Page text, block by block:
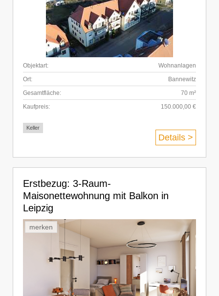
Objektart:
Wohnanlagen
Ort:
Bannewitz
Gesamtfläche:
70 m²
Kaufpreis:
150.000,00 €
Keller
Details >
Erstbezug: 3-Raum-
Maisonettewohnung mit Balkon in
Leipzig
merken